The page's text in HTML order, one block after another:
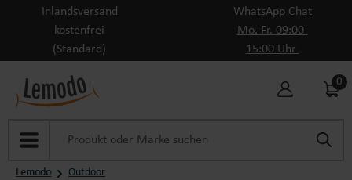
Zum Hauptinhalt springen
Inlandsversand
kostenfrei
(Standard)
WhatsApp Chat
Mo.-Fr. 09:00-
15:00 Uhr
0
Lemodo Outdoor